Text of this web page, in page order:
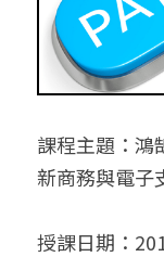
課程主題：
新商務與電子
授課日期：